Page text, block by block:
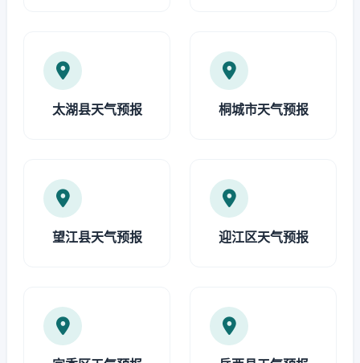
太湖县天气预报 桐城市天气预报
望江县天气预报 迎江区天气预报